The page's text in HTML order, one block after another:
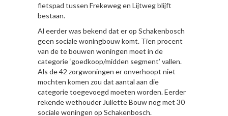
fietspad tussen Frekeweg en Lijtweg blijft
bestaan.
Al eerder was bekend dat er op Schakenbosch
geen sociale woningbouw komt. Tien procent
van de te bouwen woningen moet in de
categorie ‘goedkoop/midden segment’ vallen.
Als de 42 zorgwoningen er onverhoopt niet
mochten komen zou dat aantal aan die
categorie toegevoegd moeten worden. Eerder
rekende wethouder Juliette Bouw nog met 30
sociale woningen op Schakenbosch.